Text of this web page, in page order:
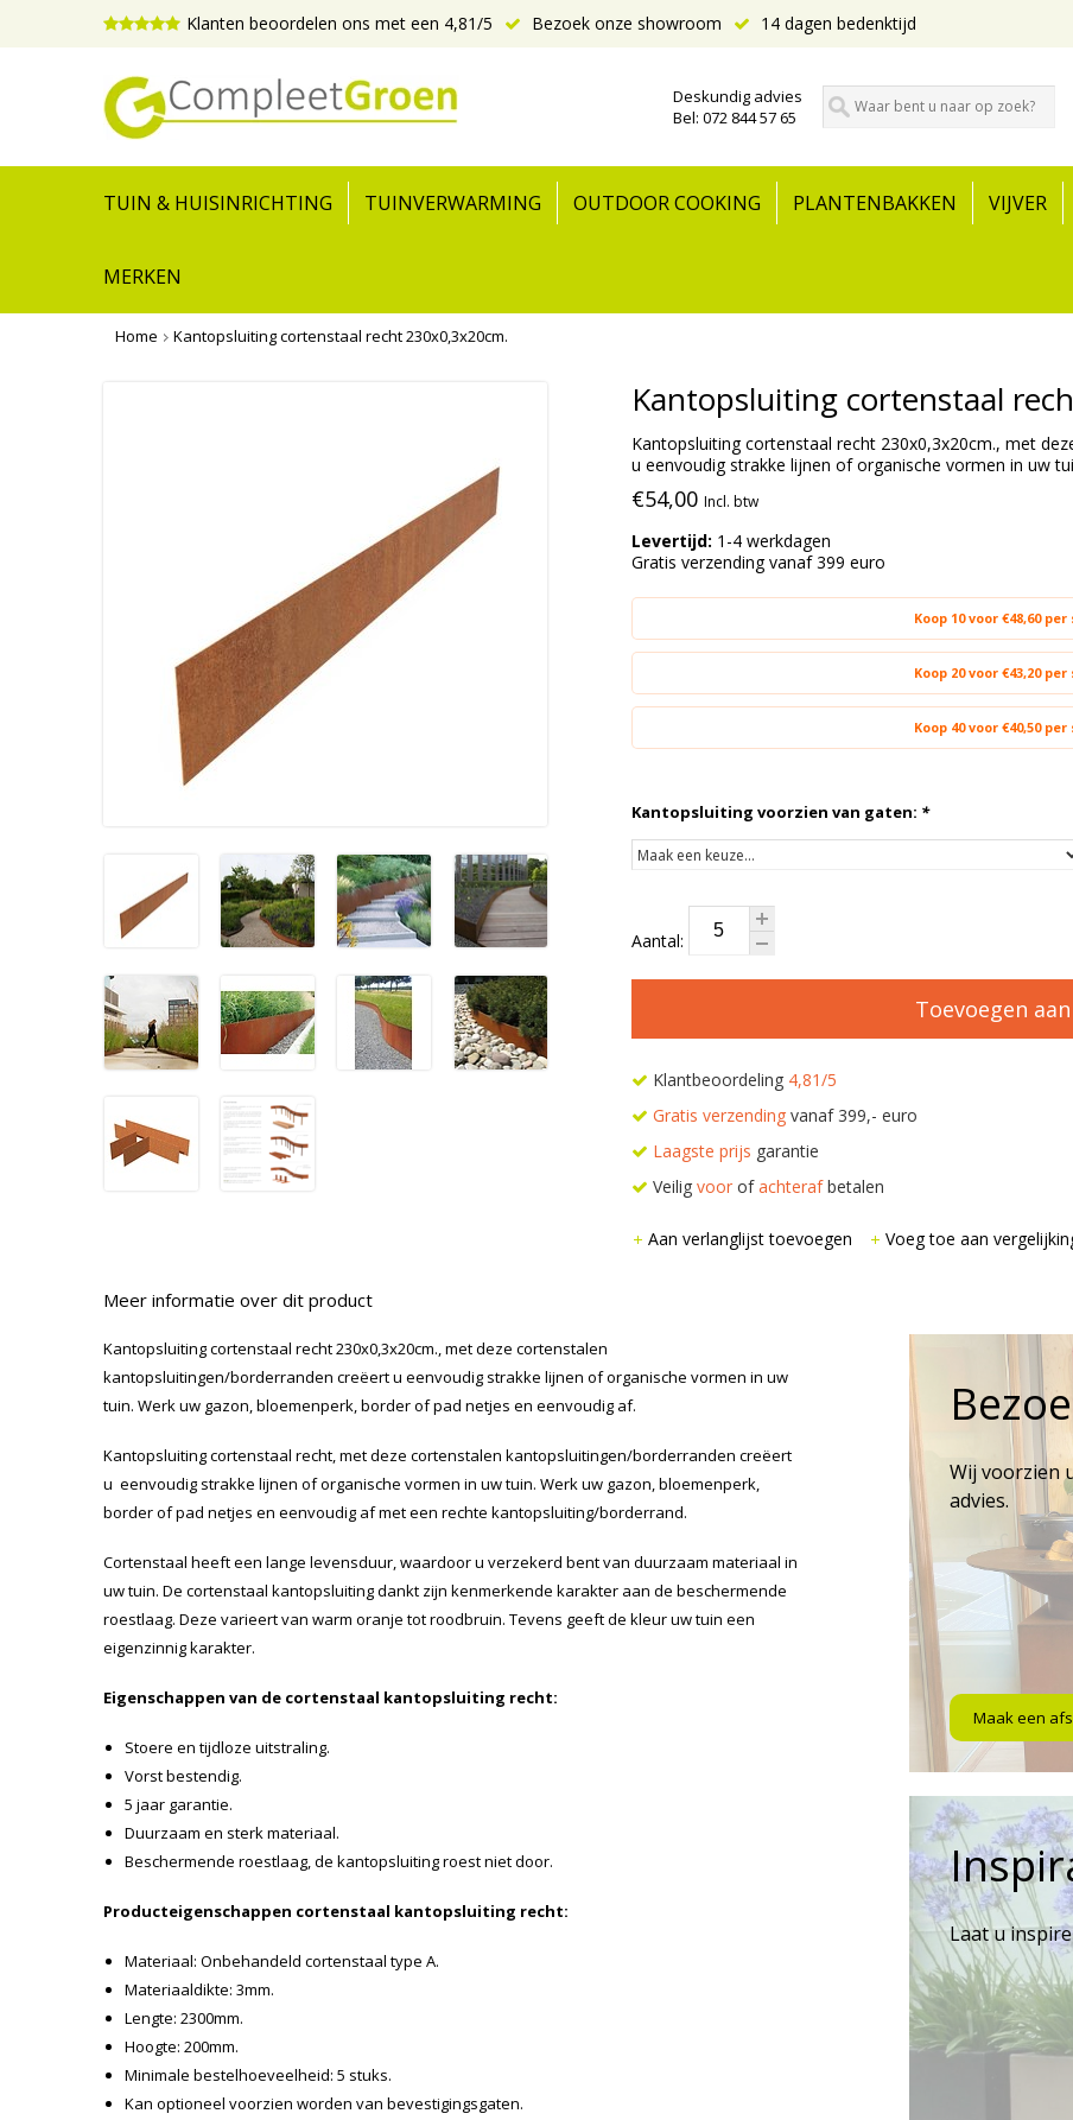
Klanten beoordelen ons met een 4,81/5 Bezoek onze showroom 14 dagen bedenktijd
Deskundig advies
Bel: 072 844 57 65
TUIN & HUISINRICHTING TUINVERWARMING OUTDOOR COOKING PLANTENBAKKEN VIJVER
MERKEN
Home Kantopsluiting cortenstaal recht 230x0,3x20cm.
Kantopsluiting cortenstaal
Kantopsluiting cortenstaal recht 230x0,3x20cm., met
u eenvoudig strakke lijnen of organische vormen in uw
€54,00 Incl. btw
Levertijd: 1-4 werkdagen
Gratis verzending vanaf 399 euro
Koop 10 voor €48,60
Koop 20 voor €43,20
Koop 40 voor €40,50
Kantopsluiting voorzien van gaten: *
Aantal:
Toevoegen
Klantbeoordeling 4,81/5
Gratis verzendingvanaf 399,- euro
Laagste prijs garantie
Veilig voorofachterafbetalen
Aan verlanglijst toevoegen Voeg toe aan
Meer informatie over dit product
Kantopsluiting cortenstaal recht 230x0,3x20cm., met deze cortenstalen
kantopsluitingen/borderranden creëert u eenvoudig strakke lijnen of organische vormen in uw
tuin. Werk uw gazon, bloemenperk, border of pad netjes en eenvoudig af.
Kantopsluiting cortenstaal recht, met deze cortenstalen kantopsluitingen/borderranden creëert
u eenvoudig strakke lijnen of organische vormen in uw tuin. Werk uw gazon, bloemenperk,
border of pad netjes en eenvoudig af met een rechte kantopsluiting/borderrand.
Cortenstaal heeft een lange levensduur, waardoor u verzekerd bent van duurzaam materiaal in
uw tuin. De cortenstaal kantopsluiting dankt zijn kenmerkende karakter aan de beschermende
roestlaag. Deze varieert van warm oranje tot roodbruin. Tevens geeft de kleur uw tuin een
eigenzinnig karakter.
Eigenschappen van de cortenstaal kantopsluiting recht:
Stoere en tijdloze uitstraling.
Vorst bestendig.
5 jaar garantie.
Duurzaam en sterk materiaal.
Beschermende roestlaag, de kantopsluiting roest niet door.
Producteigenschappen cortenstaal kantopsluiting recht:
Materiaal: Onbehandeld cortenstaal type A.
Materiaaldikte: 3mm.
Lengte: 2300mm.
Hoogte: 200mm.
Minimale bestelhoeveelheid: 5 stuks.
Kan optioneel voorzien worden van bevestigingsgaten.
Wij voorzien
advies.
Maak een
Laat u